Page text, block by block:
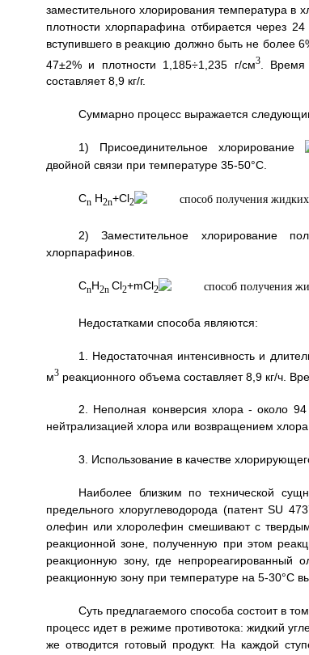
заместительного хлорирования температура
плотности хлорпарафина отбирается через
вступившего в реакцию должно быть не более
47±2% и плотности 1,185÷1,235 г/см3. Время
составляет 8,9 кг/г.
Суммарно процесс выражается
1) Присоединительное хлорирование
двойной связи при температуре 35-50°С.
Cn H2n+Cl2
2) Заместительное хлорирование
хлорпарафинов.
CnH2n Cl2+mCl2
Недостатками способа являются:
1. Недостаточная интенсивность и
м3реакционного объема составляет 8,9 кг/ч.
2. Неполная конверсия хлора - около
нейтрализацией хлора или возвращением
3. Использование в качестве
Наиболее близким по технической
предельного хлоруглеводорода (патент SU
олефин или хлоролефин смешивают с
реакционной зоне, полученную при этом
реакционную зону, где
реакционную зону при температуре на 5-30°С
Суть предлагаемого способа состоит в
процесс идет в режиме противотока: жидкий
же отводится готовый продукт. На каждой